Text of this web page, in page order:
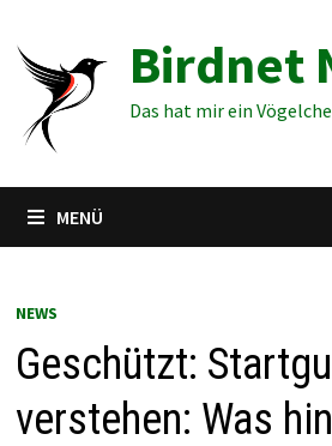
Inhalt
springen
Birdnet
Das hat mir ein
MENÜ
NEWS
Geschützt:
verstehen: Was